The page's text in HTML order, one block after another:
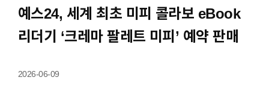
MEDIA
STORY
예스24, 세계 최초 미피 콜라보 eBook
리더기 ‘크레마 팔레트 미피’ 예약 판매
2026-06-09